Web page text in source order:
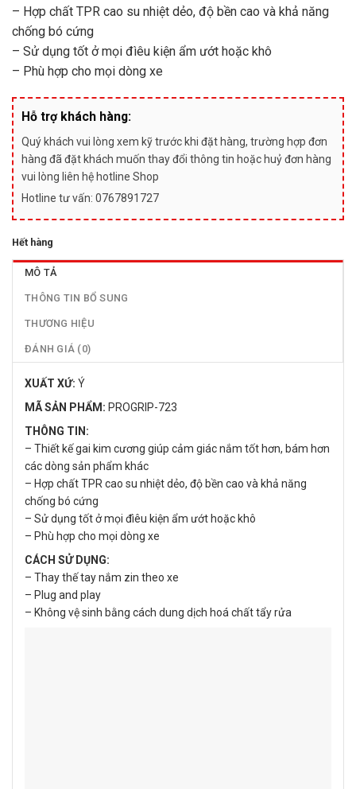
– Hợp chất TPR cao su nhiệt dẻo, độ bền cao và khả năng
chống bó cứng
– Sử dụng tốt ở mọi đìêu kiện ẩm ướt hoặc khô
– Phù hợp cho mọi dòng xe
Hỗ trợ khách hàng:
Quý khách vui lòng xem kỹ trước khi đặt hàng, trường hợp đơn
hàng đã đặt khách muốn thay đổi thông tin hoặc huỷ đơn hàng
vui lòng liên hệ hotline Shop
Hotline tư vấn: 0767891727
Hết hàng
MÔ TẢ
THÔNG TIN BỔ SUNG
THƯƠNG HIỆU
ĐÁNH GIÁ (0)
XUẤT XỨ: Ý
MÃ SẢN PHẨM: PROGRIP-723
THÔNG TIN:
– Thiết kế gai kim cương giúp cảm giác nắm tốt hơn, bám hơn
các dòng sản phẩm khác
– Hợp chất TPR cao su nhiệt dẻo, độ bền cao và khả năng
chống bó cứng
– Sử dụng tốt ở mọi đìêu kiện ẩm ướt hoặc khô
– Phù hợp cho mọi dòng xe
CÁCH SỬ DỤNG:
– Thay thế tay nắm zin theo xe
– Plug and play
– Không vệ sinh bằng cách dung dịch hoá chất tẩy rửa